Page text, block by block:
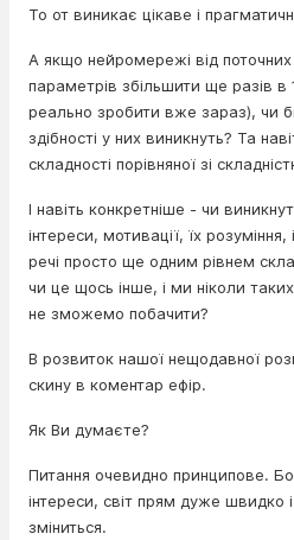
То от виникає цікаве і
А якщо нейромережі від поточних
параметрів збільшити ще разів в
реально зробити вже зараз), чи
здібності у них виникнуть? Та
складності порівняної зі
І навіть конкретніше - чи
інтереси, мотивації, їх розуміння,
речі просто ще одним рівнем
чи це щось інше, і ми ніколи
не зможемо побачити?
В розвиток нашої нещодавної
скину в коментар ефір.
Як Ви думаєте?
Питання очевидно принципове.
інтереси, світ прям дуже швидко
зміниться.